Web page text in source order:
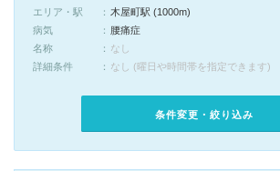
エリア・駅
木屋町駅 (1000m)
病気
腰痛症
名称
なし
詳細条件
なし (曜日や時間帯を指定できます)
条件変更・絞り込み